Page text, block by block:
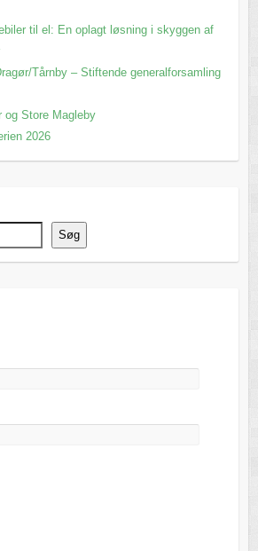
til el: En oplagt løsning i skyggen af
Tårnby – Stiftende generalforsamling
og Store Magleby
2026
Søg